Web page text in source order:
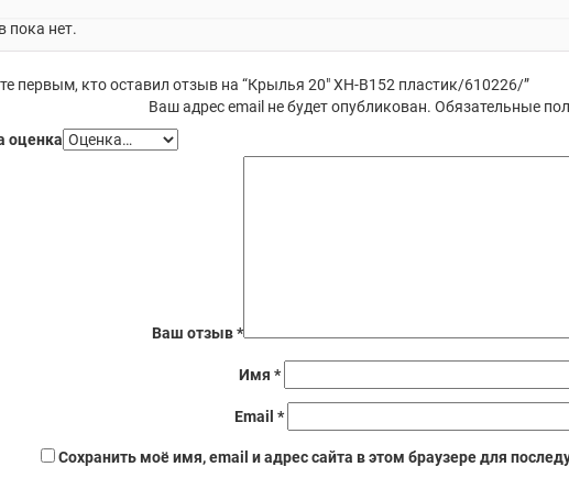
пока нет.
первым, кто оставил отзыв на “Крылья 20″ XН-В152 пластик/610226/”
Ваш адрес email не будет опубликован. Обязательные
оценка
Ваш отзыв*
Имя *
Email*
Сохранить моё имя, email и адрес сайта в этом браузере для